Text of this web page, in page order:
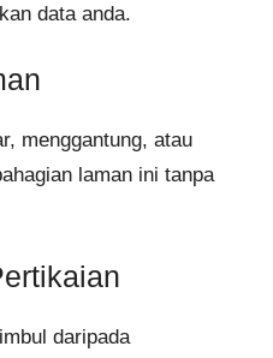
data anda.
menggantung, atau
laman ini tanpa
daripada